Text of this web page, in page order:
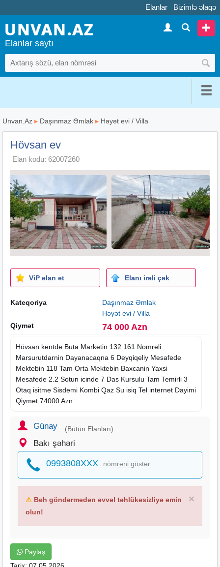
Elanlar Bizimlə əlaqə
Elanlar saytı
Unvan.Az ▸ Daşınmaz Əmlak ▸ Həyət evi / Villa
Hövsan ev
Elan kodu: 62007260
ViP elan et Elanı irəli çək
Kateqoriya
Daşınmaz Əmlak
Həyət evi / Villa
Qiymət
74 000 Azn
Hövsan kentde Buta Marketin 132 161 Nomreli
Marsurutdarnin Dayanacaqna 6 Deyqiqeliy Mesafede
Mektebin 118 Tam Orta Mektebin Baxcanin Yaxsi
Mesafede 2.2 Sotun icinde 7 Das Kursulu Tam Temirli 3
Otaq isitme Sisdemi Kombi Qaz Su isiq Tel internet Dayimi
Qiymet 74000 Azn
Günay (Bütün Elanları)
Bakı şəhəri
0993808XXX nömrəni göstər
×
⚠ Beh göndərmədən əvvəl təhlükəsizliyə əmin
olun!
Paylaş
Tarix: 07.05.2026